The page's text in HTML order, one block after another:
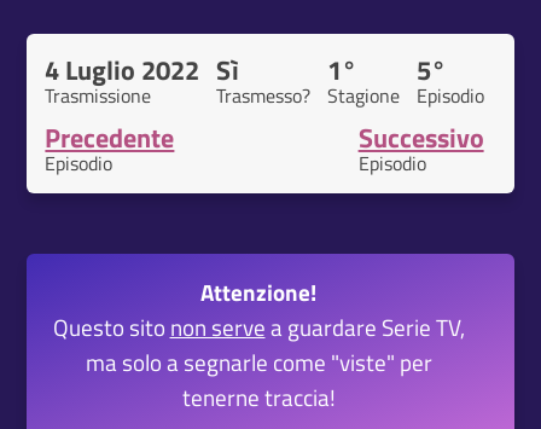
4 Luglio 2022
Trasmissione
Sì
Trasmesso?
1°
Stagione
5°
Episodio
Precedente
Episodio
Successivo
Episodio
Attenzione!
Questo sito non servea guardare Serie TV,
ma solo a segnarle come "viste" per
tenerne traccia!